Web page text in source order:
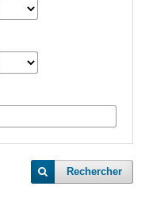
Rechercher